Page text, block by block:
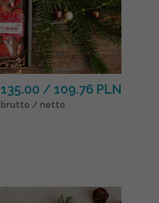
135.00 / 109.76 PLN
brutto / netto